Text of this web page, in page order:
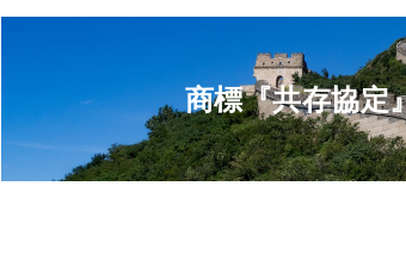
商標『共存協定